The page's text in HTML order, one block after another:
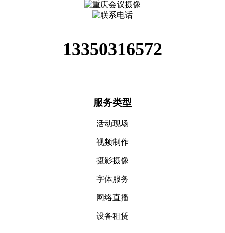
13350316572
服务类型
活动现场
视频制作
摄影摄像
字体服务
网络直播
设备租赁